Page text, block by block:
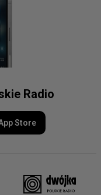
Radio
Store